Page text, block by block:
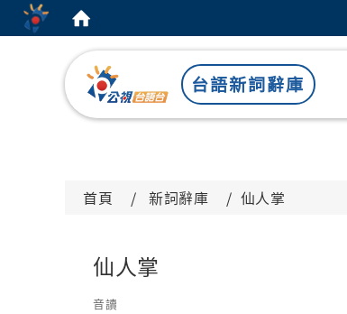
台語新詞辭庫
:::
首頁 新詞辭庫 仙人掌
仙人掌
音讀